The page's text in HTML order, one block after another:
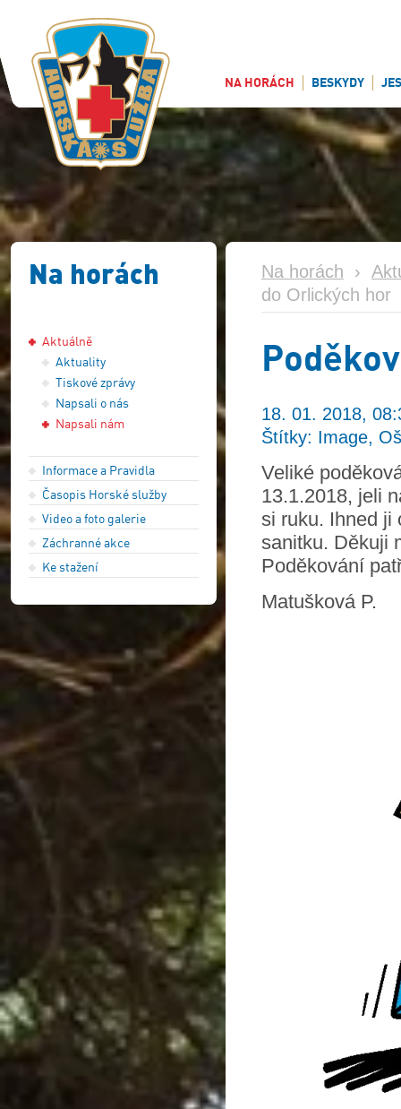
NA HORÁCH BESKYDY
Na horách
Aktuálně
Aktuality
Tiskové zprávy
Napsali o nás
Napsali nám
Informace a Pravidla
Časopis Horské služby
Video a foto galerie
Záchranné akce
Ke stažení
Na horách ›
do Orlických hor
18. 01. 2018,
Štítky: Image,
Veliké
13.1.2018, jeli
si ruku. Ihned ji
sanitku. Děkuji
Poděkování
Matušková P.